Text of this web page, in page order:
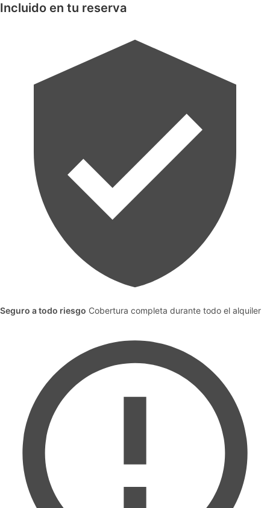
Incluido en tu reserva
Seguro a todo riesgo Cobertura completa durante todo el alquiler